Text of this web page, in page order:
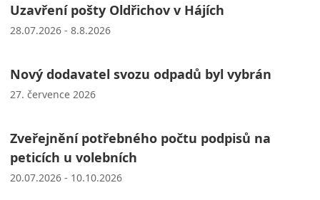
Uzavření pošty Oldřichov v Hájích
28.07.2026 - 8.8.2026
Nový dodavatel svozu odpadů byl vybrán
27. července 2026
Zveřejnění potřebného počtu podpisů na
peticích u volebních
20.07.2026 - 10.10.2026